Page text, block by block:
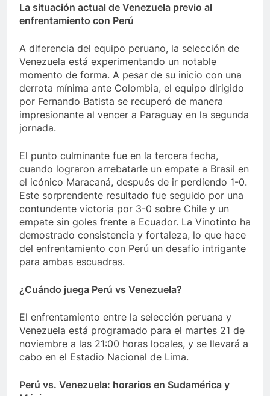
La situación actual de Venezuela previo al
enfrentamiento con Perú
A diferencia del equipo peruano, la selección de
Venezuela está experimentando un notable
momento de forma. A pesar de su inicio con una
derrota mínima ante Colombia, el equipo dirigido
por Fernando Batista se recuperó de manera
impresionante al vencer a Paraguay en la segunda
jornada.
El punto culminante fue en la tercera fecha,
cuando lograron arrebatarle un empate a Brasil en
el icónico Maracaná, después de ir perdiendo 1-0.
Este sorprendente resultado fue seguido por una
contundente victoria por 3-0 sobre Chile y un
empate sin goles frente a Ecuador. La Vinotinto ha
demostrado consistencia y fortaleza, lo que hace
del enfrentamiento con Perú un desafío intrigante
para ambas escuadras.
¿Cuándo juega Perú vs Venezuela?
El enfrentamiento entre la selección peruana y
Venezuela está programado para el martes 21 de
noviembre a las 21:00 horas locales, y se llevará a
cabo en el Estadio Nacional de Lima.
Perú vs. Venezuela: horarios en Sudamérica y